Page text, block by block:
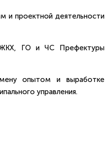
и проектной деятельности
ЖКХ, ГО и ЧС Префектуры
опытом и выработке
управления.